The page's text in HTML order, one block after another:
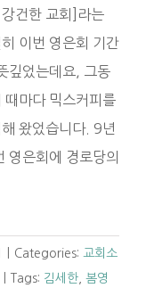
건한 교회]라는
이번 영은회 기간
깊었는데요, 그동
때마다 믹스커피를
왔었습니다. 9년
영은회에 경로당의
Categories: 교회소
Tags: 김세한 봄영